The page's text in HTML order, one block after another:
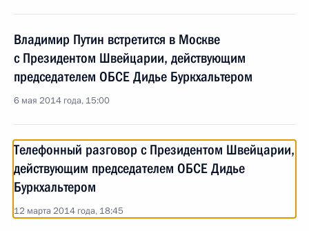
Владимир Путин встретится в Москве
с Президентом Швейцарии, действующим
председателем ОБСЕ Дидье Буркхальтером
6 мая 2014 года, 15:00
Телефонный разговор с Президентом Швейцарии,
действующим председателем ОБСЕ Дидье
Буркхальтером
12 марта 2014 года, 18:45